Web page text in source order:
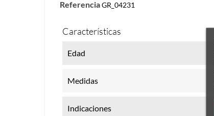
ReferenciaGR_04231
Características
Edad
Medidas
Indicaciones